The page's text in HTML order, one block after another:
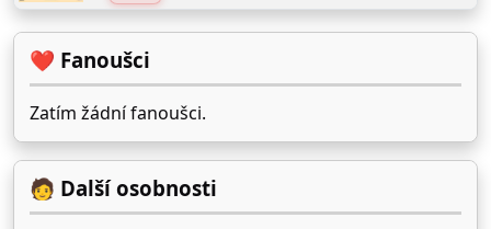
❤️ Fanoušci
Zatím žádní fanoušci.
🧑 Další osobnosti